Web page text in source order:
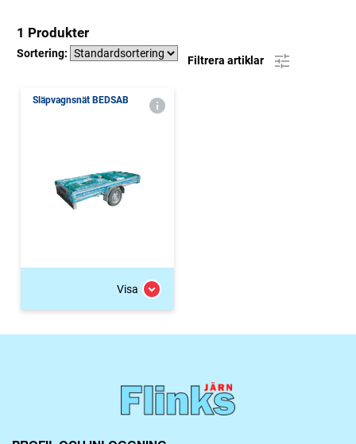
1 Produkter
Sortering:
Filtrera artiklar
Släpvagnsnät BEDSAB
Visa